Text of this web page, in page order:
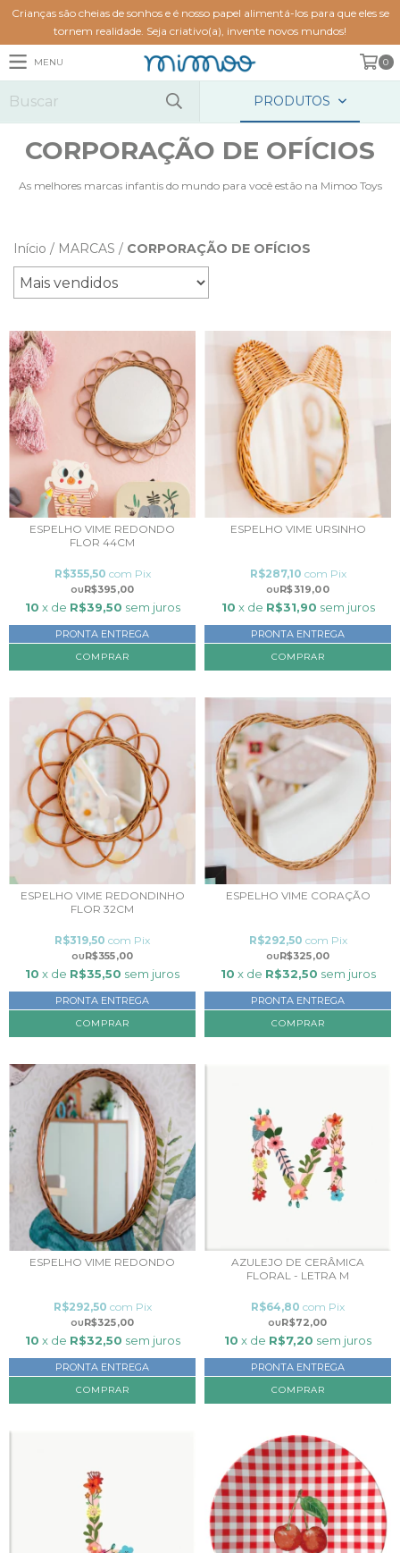
Crianças são cheias de sonhos e é nosso papel alimentá-los para que eles se
tornem realidade. Seja criativo(a), invente novos mundos!
MENU 0
PRODUTOS
CORPORAÇÃO DE OFÍCIOS
As melhores marcas infantis do mundo para você estão na Mimoo Toys
Início / MARCAS / CORPORAÇÃO DE OFÍCIOS
ESPELHO VIME REDONDO
FLOR 44CM
R$395,00
R$355,50 com Pix
10 x de R$39,50 sem juros
PRONTA ENTREGA
ESPELHO VIME URSINHO
R$319,00
R$287,10 com Pix
10 x de R$31,90 sem juros
PRONTA ENTREGA
ESPELHO VIME REDONDINHO
FLOR 32CM
R$355,00
R$319,50 com Pix
10 x de R$35,50 sem juros
PRONTA ENTREGA
ESPELHO VIME CORAÇÃO
R$325,00
R$292,50 com Pix
10 x de R$32,50 sem juros
PRONTA ENTREGA
ESPELHO VIME REDONDO
R$325,00
R$292,50 com Pix
10 x de R$32,50 sem juros
PRONTA ENTREGA
AZULEJO DE CERÂMICA
FLORAL - LETRA M
R$72,00
R$64,80 com Pix
10 x de R$7,20 sem juros
PRONTA ENTREGA